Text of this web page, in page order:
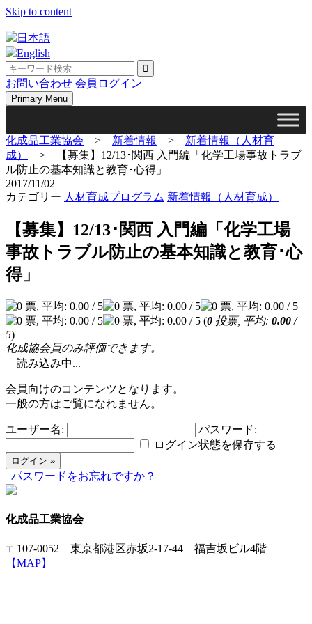
Skip to content
日本語
English
お問い合わせ 会員ログイン
Primary Menu
化成品工業協会 > 新着情報 > 新着情報（人材育
成）
>
【募集】12/13･関西 入門編「化学工場事故トラブ
ル防止の基本知識と教育･心得」
2017/11/02
カテゴリー 人材育成プログラム 新着情報（人材育成）
【募集】12/13･関西 入門編「化学工場
事故トラブル防止の基本知識と教育･心
得」
(0 投票, 平均: 0.00 /
5)
化成協会員のみ評価できます。
読み込み中...
会員向けのコンテンツとなります。
一般の方はご覧になれません。
ユーザー名:
パスワード:
ログイン状態を保存する
パスワードをお忘れですか？
化成品工業協会
〒107-0052 東京都港区赤坂2-17-44 福吉坂ビル4階
【MAP】